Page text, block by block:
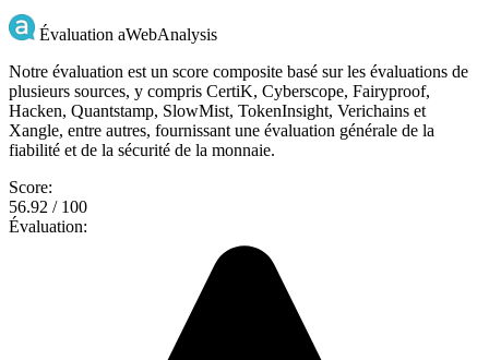
Évaluation aWebAnalysis
Notre évaluation est un score composite basé sur les évaluations de
plusieurs sources, y compris CertiK, Cyberscope, Fairyproof,
Hacken, Quantstamp, SlowMist, TokenInsight, Verichains et
Xangle, entre autres, fournissant une évaluation générale de la
fiabilité et de la sécurité de la monnaie.
Score:
56.92 / 100
Évaluation: